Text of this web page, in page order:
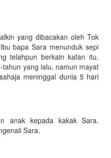
yang dibacakan oleh Tok
bapa Sara menunduk sepi
telahpun berkain kafan itu.
yang lalu, namun mayat
meninggal dunia 5 hari
anak kepada kakak Sara.
Sara.